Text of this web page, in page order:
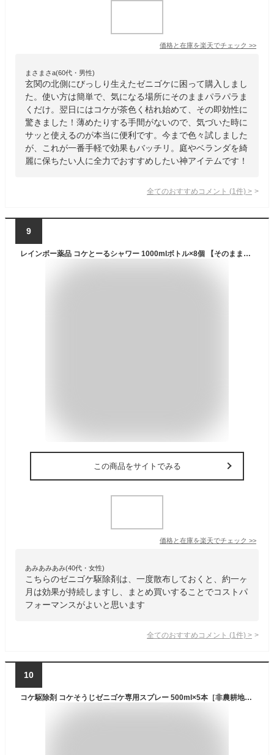
価格と在庫を楽天でチェック >>
まさまさa(60代・男性)
玄関の北側にびっしり生えたゼニゴケに困って購入しまし
た。使い方は簡単で、気になる場所にそのままパラパラま
くだけ。翌日にはコケが茶色く枯れ始めて、その即効性に
驚きました！薄めたりする手間がないので、気づいた時に
サッと使えるのが本当に便利です。今まで色々試しました
が、これが一番手軽で効果もバッチリ。庭やベランダを綺
麗に保ちたい人に全力でおすすめしたい神アイテムです！
全てのおすすめコメント (1 件) >
9
レインボー薬品 コケとーるシャワー 1000mlボトル×8個 【そのまま散布するだけ シャワータイプ 苔 コケ ゼニゴケ 駆除剤 約1ヶ月持続 玄関周り コンクリート テラス 庭 駐車場 ベランダ 玄関先 墓石 タイル】【おしゃれ おすすめ】[CB99]
この商品をサイトでみる
価格と在庫を楽天でチェック >>
あみあみあみ(40代・女性)
こちらのゼニゴケ駆除剤は、一度散布しておくと、約一ヶ
月は効果が持続しますし、まとめ買いすることでコストパ
フォーマンスがよいと思います
全てのおすすめコメント (1 件) >
10
コケ駆除剤 コケそうじゼニゴケ専用スプレー 500ml×5本［非農耕地用］